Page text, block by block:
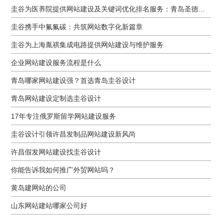
圭谷携手中氟氟碳：共筑网站数字化新篇章
圭谷为上海胤祺集成电路提供网站建设与维护服务
企业网站建设服务流程是什么
青岛哪家网站建设强？首选青岛圭谷设计
青岛网站建设定制选圭谷设计
17年专注俄罗斯留学网站建设服务
圭谷设计引领许昌发制品网站建设新风尚
许昌假发网站建设找圭谷设计
你能告诉我如何推广外贸网站吗？
黄岛建网站的公司
山东网站建站哪家公司好